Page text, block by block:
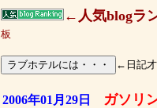
←人気blogラ
板
←日記才
2006年01月29日
ガソリ